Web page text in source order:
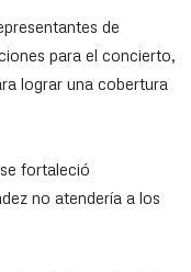
de
para el concierto,
lograr una cobertura
fortaleció
no atendería a los